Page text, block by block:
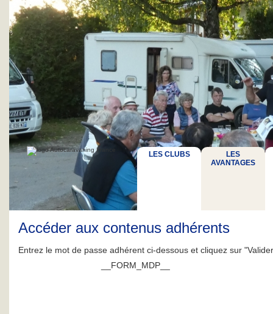
LES CLUBS
LES
AVANTAGES
Accéder aux contenus adhérents
Entrez le mot de passe adhérent ci-dessous et cliquez sur
__FORM_MDP__